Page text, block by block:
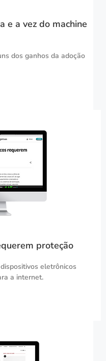
e a vez do machine
dos ganhos da adoção
proteção
eletrônicos
a internet.